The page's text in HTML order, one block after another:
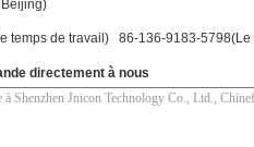
temps de travail) 86-136-9183-5798(Le
directement à nous